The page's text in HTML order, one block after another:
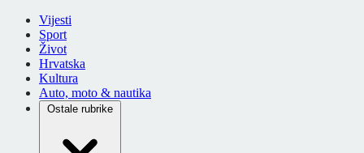
Vijesti
Sport
Život
Hrvatska
Kultura
Auto, moto & nautika
Ostale rubrike